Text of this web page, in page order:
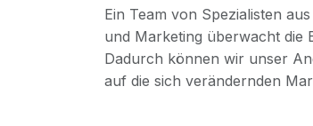
Ein Team von Spezialisten
und Marketing überwacht die
Dadurch können wir unser
auf die sich verändernden